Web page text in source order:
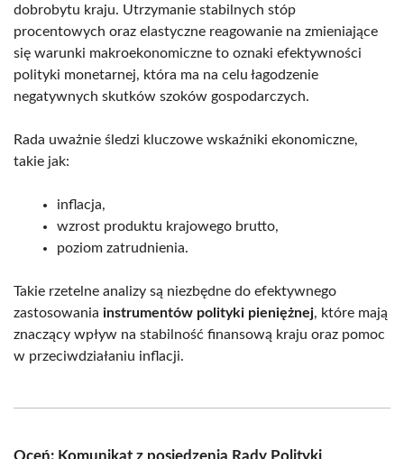
dobrobytu kraju. Utrzymanie stabilnych stóp
procentowych oraz elastyczne reagowanie na zmieniające
się warunki makroekonomiczne to oznaki efektywności
polityki monetarnej, która ma na celu łagodzenie
negatywnych skutków szoków gospodarczych.
Rada uważnie śledzi kluczowe wskaźniki ekonomiczne,
takie jak:
inflacja,
wzrost produktu krajowego brutto,
poziom zatrudnienia.
Takie rzetelne analizy są niezbędne do efektywnego
zastosowania instrumentów polityki pieniężnej, które mają
znaczący wpływ na stabilność finansową kraju oraz pomoc
w przeciwdziałaniu inflacji.
Oceń: Komunikat z posiedzenia Rady Polityki